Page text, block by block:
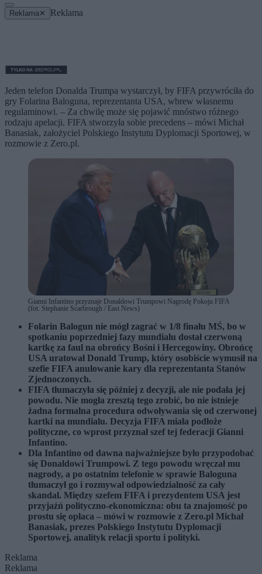
Reklama ✕ Reklama
Jeden telefon Donalda Trumpa wystarczył, by FIFA przywróciła do
gry Folarina Baloguna, reprezentanta USA, wbrew własnemu
regulaminowi. – Za chwilę może się pojawić mnóstwo różnego
rodzaju apelacji. FIFA stworzyła sobie precedens – mówi Michał
Banasiak, założyciel Polskiego Instytutu Dyplomacji Sportowej, w
rozmowie z Zero.pl.
Gianni Infantino przyznaje Donaldowi Trumpowi Nagrodę Pokoju FIFA
(fot. Stephanie Scarbrough / East News)
Folarin Balogun nie mógł zagrać w 1/8 finału MŚ, bo w
spotkaniu poprzedniej fazy mundialu dostał czerwoną
kartkę za faul na obrońcy Bośni i Hercegowiny. Obrońcę
USA uratował Donald Trump, który osobiście wymusił na
szefie FIFA anulowanie kary dla reprezentanta Stanów
Zjednoczonych.
FIFA tłumaczyła się później z decyzji, ale nie podała jej
powodu. Nie mogła zresztą tego zrobić, bo nie istnieje
żadna formalna procedura odwoływania się od czerwonej
kartki na mundialu. Decyzja FIFA miała podłoże
polityczne, co wprost przyznał szef tej federacji Gianni
Infantino.
Dla Infantino od dawna najważniejsze było przypodobać
się Donaldowi Trumpowi. Z tego powodu wręczał mu
nagrody, a po ostatnim telefonie w sprawie Baloguna
tłumaczył go i rozmywał odpowiedzialność za cały
skandal. Między szefem FIFA i prezydentem USA jest
przyjaźń polityczno-ekonomiczna: obu ta znajomość po
prostu się opłaca – mówi w rozmowie z Zero.pl Michał
Banasiak, prezes Polskiego Instytutu Dyplomacji
Sportowej, analityk relacji sportu i polityki.
Reklama
Reklama